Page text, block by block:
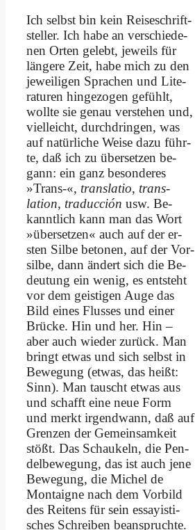
Ich selbst bin kein Rei­se­schrift­
stel­ler. Ich ha­be an ver­schie­de­
nen Or­ten ge­lebt, je­weils für
län­ge­re Zeit, ha­be mich zu den
je­wei­li­gen Spra­chen und Li­te­
ra­tu­ren hin­ge­zo­gen ge­fühlt,
woll­te sie ge­nau ver­ste­hen und,
viel­leicht, durch­drin­gen, was
auf na­tür­li­che Wei­se da­zu führ­
te, daß ich zu über­set­zen be­
gann: ein ganz be­son­de­res
»Trans-«, trans­la­tio, trans­
lation, tra­duc­ción usw. Be­
kannt­lich kann man das Wort
»über­set­zen« auch auf der er­
sten Sil­be be­to­nen, auf der Vor­
sil­be, dann än­dert sich die Be­
deu­tung ein we­nig, es ent­steht
vor dem gei­sti­gen Au­ge das
Bild ei­nes Flus­ses und ei­ner
Brücke. Hin und her. Hin –
aber auch wie­der zu­rück. Man
bringt et­was und sich selbst in
Be­we­gung (et­was, das heißt:
Sinn). Man tauscht et­was aus
und schafft ei­ne neue Form
und merkt ir­gend­wann, daß auf
Gren­zen der Ge­mein­sam­keit
stößt. Das Schau­keln, die Pen­
del­be­we­gung, das ist auch je­ne
Be­we­gung, die Mi­chel de
Mon­tai­gne nach dem Vor­bild
des Rei­tens für sein es­say­isti­
sches Schrei­ben be­an­spruch­te.